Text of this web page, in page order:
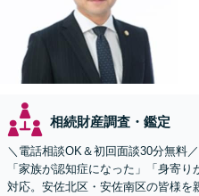
相続財産調査・鑑定
＼電話相談OK＆初回面談30分無料
「家族が認知症になった」「身寄
対応。安佐北区・安佐南区の皆様を